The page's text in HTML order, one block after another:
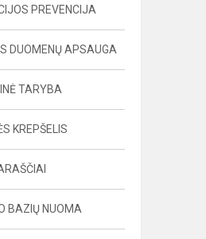
PREVENCIJA
DUOMENŲ APSAUGA
TARYBA
KREPŠELIS
BAZIŲ NUOMA